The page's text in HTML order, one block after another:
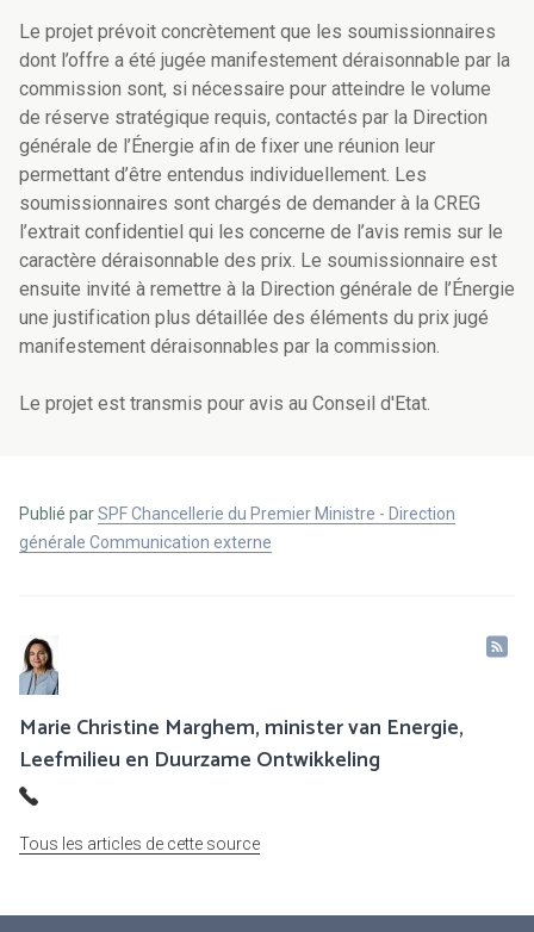
Le projet prévoit concrètement que les soumissionnaires
dont l’offre a été jugée manifestement déraisonnable par la
commission sont, si nécessaire pour atteindre le volume
de réserve stratégique requis, contactés par la Direction
générale de l’Énergie afin de fixer une réunion leur
permettant d’être entendus individuellement. Les
soumissionnaires sont chargés de demander à la CREG
l’extrait confidentiel qui les concerne de l’avis remis sur le
caractère déraisonnable des prix. Le soumissionnaire est
ensuite invité à remettre à la Direction générale de l’Énergie
une justification plus détaillée des éléments du prix jugé
manifestement déraisonnables par la commission.
Le projet est transmis pour avis au Conseil d'Etat.
Publié parSPF Chancellerie du Premier Ministre - Direction
générale Communication externe
Marie Christine Marghem, minister van Energie,
Leefmilieu en Duurzame Ontwikkeling
Tous les articles de cette source